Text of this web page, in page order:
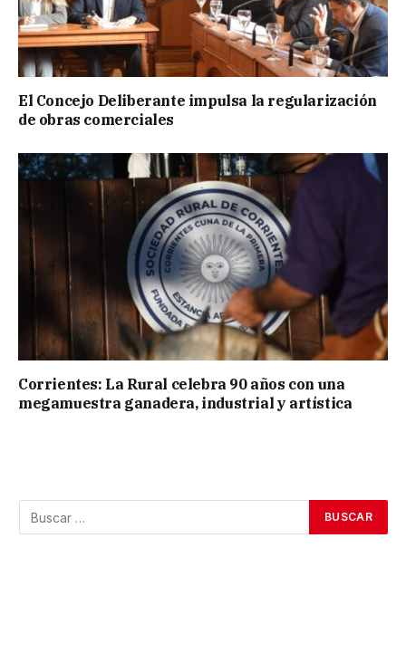
El Concejo Deliberante impulsa la regularización
de obras comerciales
Corrientes: La Rural celebra 90 años con una
megamuestra ganadera, industrial y artística